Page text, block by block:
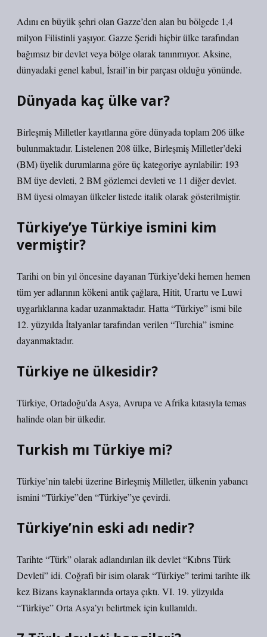
Adını en büyük şehri olan Gazze’den alan bu bölgede 1,4
milyon Filistinli yaşıyor. Gazze Şeridi hiçbir ülke tarafından
bağımsız bir devlet veya bölge olarak tanınmıyor. Aksine,
dünyadaki genel kabul, İsrail’in bir parçası olduğu yönünde.
Dünyada kaç ülke var?
Birleşmiş Milletler kayıtlarına göre dünyada toplam 206 ülke
bulunmaktadır. Listelenen 208 ülke, Birleşmiş Milletler’deki
(BM) üyelik durumlarına göre üç kategoriye ayrılabilir: 193
BM üye devleti, 2 BM gözlemci devleti ve 11 diğer devlet.
BM üyesi olmayan ülkeler listede italik olarak gösterilmiştir.
Türkiye’ye Türkiye ismini kim
vermiştir?
Tarihi on bin yıl öncesine dayanan Türkiye’deki hemen hemen
tüm yer adlarının kökeni antik çağlara, Hitit, Urartu ve Luwi
uygarlıklarına kadar uzanmaktadır. Hatta “Türkiye” ismi bile
12. yüzyılda İtalyanlar tarafından verilen “Turchia” ismine
dayanmaktadır.
Türkiye ne ülkesidir?
Türkiye, Ortadoğu’da Asya, Avrupa ve Afrika kıtasıyla temas
halinde olan bir ülkedir.
Turkish mı Türkiye mi?
Türkiye’nin talebi üzerine Birleşmiş Milletler, ülkenin yabancı
ismini “Türkiye”den “Türkiye”ye çevirdi.
Türkiye’nin eski adı nedir?
Tarihte “Türk” olarak adlandırılan ilk devlet “Kıbrıs Türk
Devleti” idi. Coğrafi bir isim olarak “Türkiye” terimi tarihte ilk
kez Bizans kaynaklarında ortaya çıktı. VI. 19. yüzyılda
“Türkiye” Orta Asya’yı belirtmek için kullanıldı.